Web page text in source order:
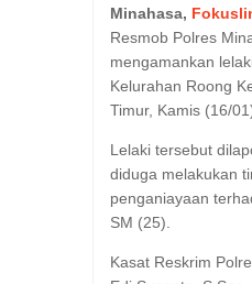
Minahasa,
Resmob Polres
mengamankan
Kelurahan Roong
Timur, Kamis (16/
Lelaki tersebut
diduga melakukan
penganiayaan
SM (25).
Kasat Reskrim